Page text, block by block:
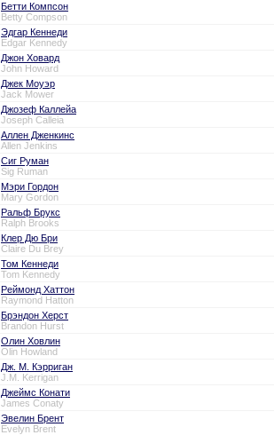
Бетти Компсон
Betty Compson
Эдгар Кеннеди
Edgar Kennedy
Джон Ховард
John Howard
Джек Моуэр
Jack Mower
Джозеф Каллейа
Joseph Calleia
Аллен Дженкинс
Allen Jenkins
Сиг Руман
Sig Ruman
Мэри Гордон
Mary Gordon
Ральф Брукс
Ralph Brooks
Клер Дю Бри
Claire Du Brey
Том Кеннеди
Tom Kennedy
Реймонд Хаттон
Raymond Hatton
Брэндон Херст
Brandon Hurst
Олин Ховлин
Olin Howland
Дж. М. Кэрриган
J.M. Kerrigan
Джеймс Конати
James Conaty
Эвелин Брент
Evelyn Brent